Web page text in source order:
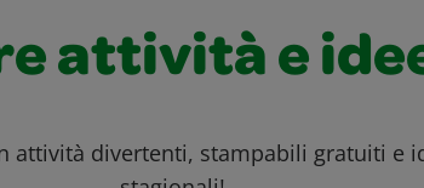
attività e
attività divertenti, stampabili gratuiti e